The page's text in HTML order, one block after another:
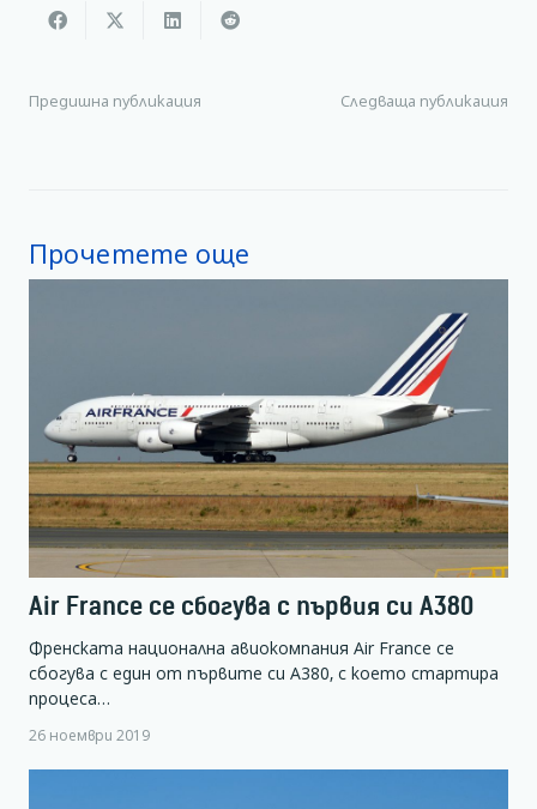
Предишна публикация Следваща публикация
Прочетете още
Air France се сбогува с първия си A380
Френската национална авиокомпания Air France се
сбогува с един от първите си А380, с което стартира
процеса…
26 ноември 2019